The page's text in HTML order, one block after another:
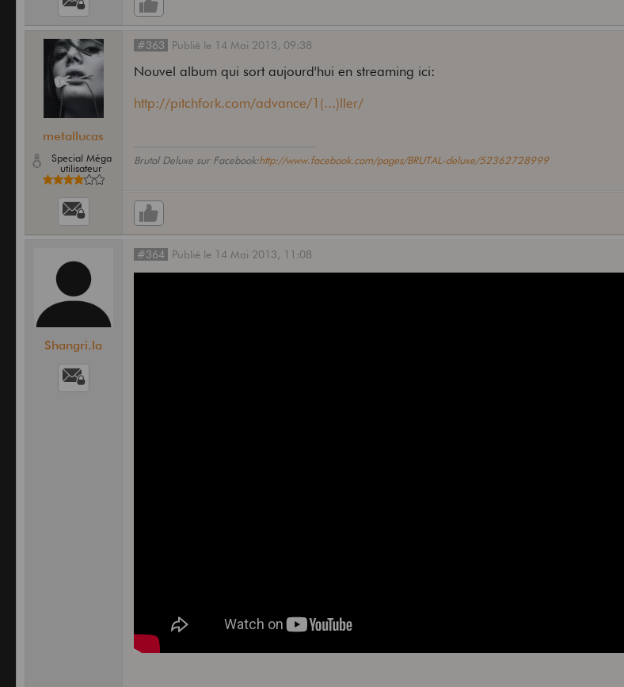
metallucas
Special Méga
utilisateur
#363 Publié le 14 Mai 2013, 09:38
Nouvel album qui sort aujourd'hui en streaming ici:
http://pitchfork.com/advance/1(...)ller/
Brutal Deluxe sur Facebook:http://www.facebook.com/pages/BRUTAL-deluxe/52362728999
Shangri.la
#364 Publié le 14 Mai 2013, 11:08